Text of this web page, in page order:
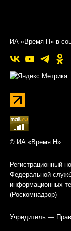
ИА «Время Н» в
© ИА «Время Н»
Регистрационный
Федеральной
информационных
(Роскомнадзор)
Учредитель —